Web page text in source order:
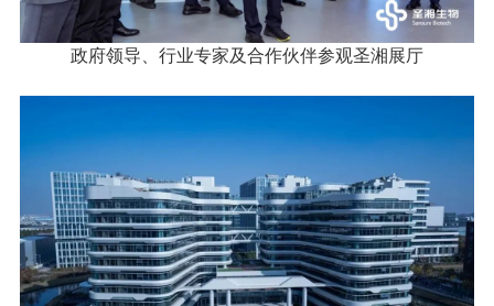
政府领导、行业专家及合作伙伴参观圣湘展厅